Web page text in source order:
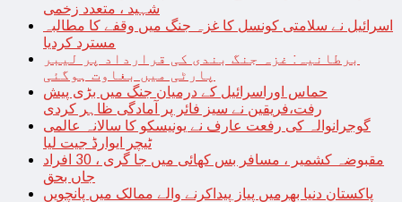
شہید ، متعدد زخمی
اسرائیل نے سلامتی کونسل کا غزہ جنگ میں وقفے کا مطالبہ
مسترد کردیا
برطانیہ: غزہ جنگ بندی کی قرارداد پر لیبر
پارٹی میں بغاوت ہوگئی
حماس اوراسرائیل کے درمیان جنگ میں بڑی پیش
رفت،فریقین نے سیز فائر پر آمادگی ظاہر کردی
گوجرانوالہ کی رفعت عارف نے یونیسکو کا سالانہ عالمی
ٹیچر ایوارڈ جیت لیا
مقبوضہ کشمیر ، مسافر بس کھائی میں جا گری ، 30 افراد
جاں بحق
پاکستان دنیا بھرمیں پیاز پیداکرنے والے ممالک میں پانچویں